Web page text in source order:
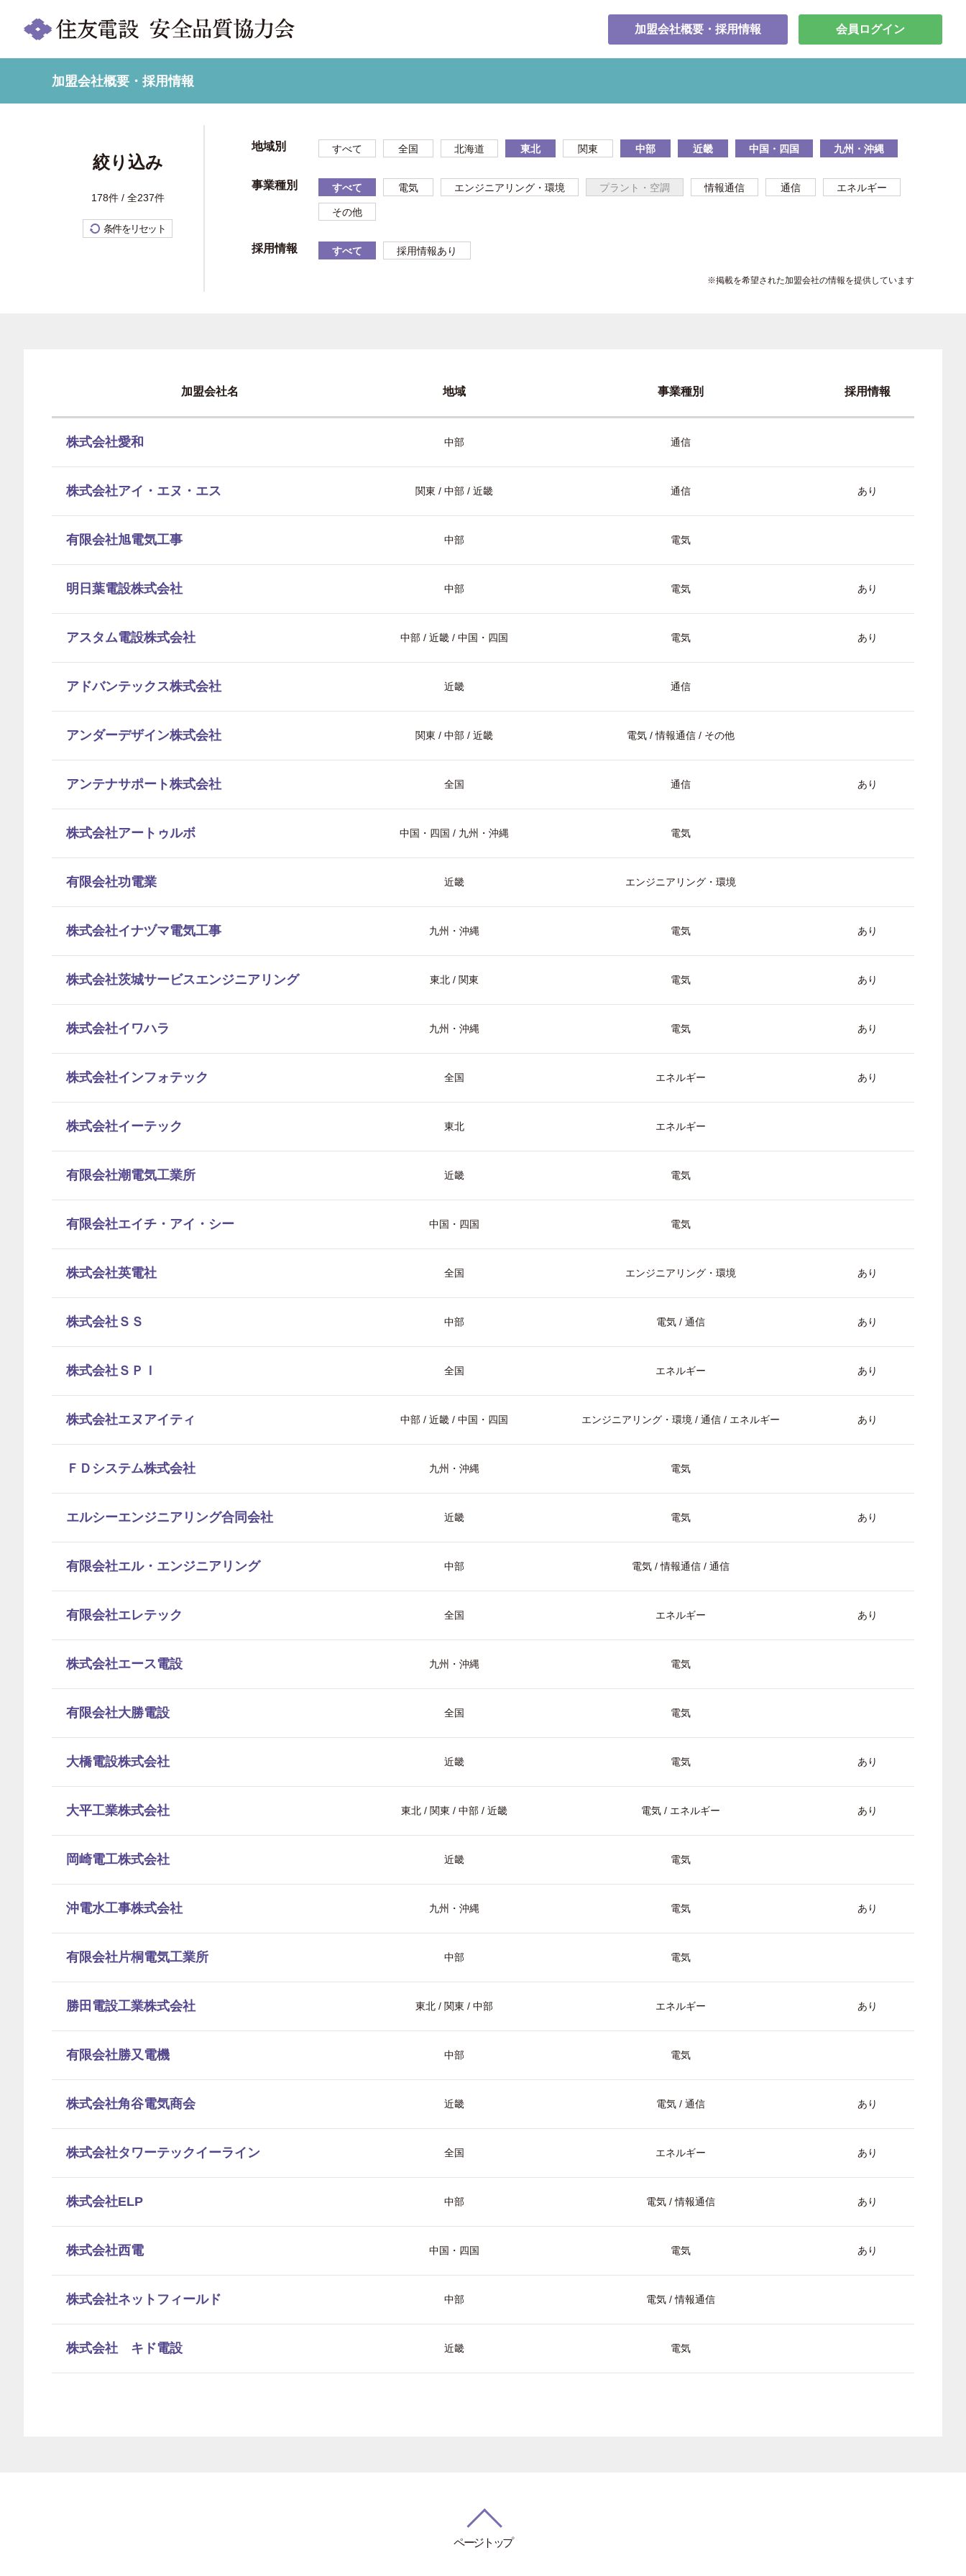
加盟会社概要・採用情報 会員ログイン
加盟会社概要・採用情報
絞り込み
178件 / 全237件
条件をリセット
地域別 すべて 全国 北海道 東北 関東 中部 近畿 中国・四国 九州・沖縄
事業種別 すべて 電気 エンジニアリング・環境 プラント・空調 情報通信 通信 エネルギー
その他
採用情報 すべて 採用情報あり
※掲載を希望された加盟会社の情報を提供しています
加盟会社名 地域 事業種別 採用情報
株式会社愛和 中部 通信
株式会社アイ・エヌ・エス 関東 / 中部 / 近畿 通信 あり
有限会社旭電気工事 中部 電気
明日葉電設株式会社 中部 電気 あり
アスタム電設株式会社 中部 / 近畿 / 中国・四国 電気 あり
アドバンテックス株式会社 近畿 通信
アンダーデザイン株式会社 関東 / 中部 / 近畿 電気 / 情報通信 / その他
アンテナサポート株式会社 全国 通信 あり
株式会社アートゥルボ 中国・四国 / 九州・沖縄 電気
有限会社功電業 近畿 エンジニアリング・環境
株式会社イナヅマ電気工事 九州・沖縄 電気 あり
株式会社茨城サービスエンジニアリング 東北 / 関東 電気 あり
株式会社イワハラ 九州・沖縄 電気 あり
株式会社インフォテック 全国 エネルギー あり
株式会社イーテック 東北 エネルギー
有限会社潮電気工業所 近畿 電気
有限会社エイチ・アイ・シー 中国・四国 電気
株式会社英電社 全国 エンジニアリング・環境 あり
株式会社ＳＳ 中部 電気 / 通信 あり
株式会社ＳＰＩ 全国 エネルギー あり
株式会社エヌアイティ 中部 / 近畿 / 中国・四国 エンジニアリング・環境 / 通信 / エネルギー あり
ＦＤシステム株式会社 九州・沖縄 電気
エルシーエンジニアリング合同会社 近畿 電気 あり
有限会社エル・エンジニアリング 中部 電気 / 情報通信 / 通信
有限会社エレテック 全国 エネルギー あり
株式会社エース電設 九州・沖縄 電気
有限会社大勝電設 全国 電気
大橋電設株式会社 近畿 電気 あり
大平工業株式会社 東北 / 関東 / 中部 / 近畿 電気 / エネルギー あり
岡崎電工株式会社 近畿 電気
沖電水工事株式会社 九州・沖縄 電気 あり
有限会社片桐電気工業所 中部 電気
勝田電設工業株式会社 東北 / 関東 / 中部 エネルギー あり
有限会社勝又電機 中部 電気
株式会社角谷電気商会 近畿 電気 / 通信 あり
株式会社タワーテックイーライン 全国 エネルギー あり
株式会社ELP 中部 電気 / 情報通信 あり
株式会社西電 中国・四国 電気 あり
株式会社ネットフィールド 中部 電気 / 情報通信
株式会社 キド電設 近畿 電気
ページトップ